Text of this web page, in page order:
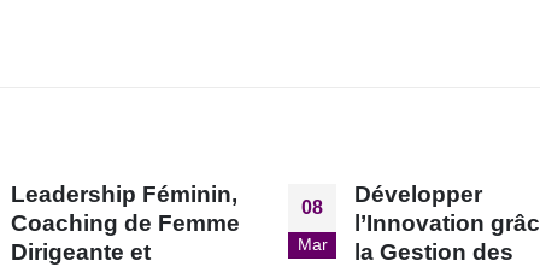
Développer
l’Innovation grâce à
la Gestion des
01
Oct
L’Intelligence
Economique au
service du Plein